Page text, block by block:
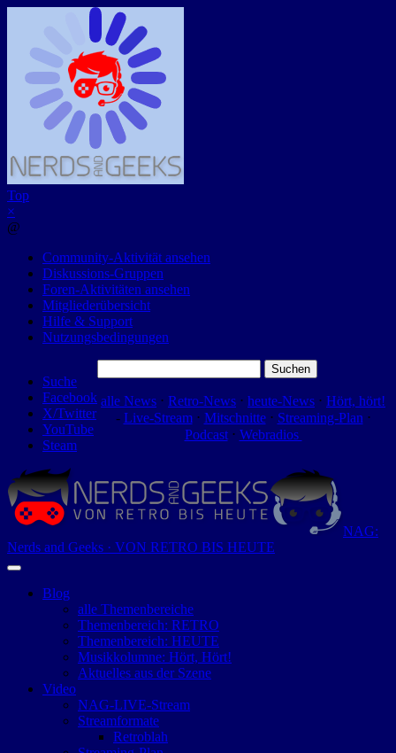
Top
×
@
Community-Aktivität ansehen
Diskussions-Gruppen
Foren-Aktivitäten ansehen
Mitgliederübersicht
Hilfe & Support
Nutzungsbedingungen
Suche
Facebook
X/Twitter
YouTube
Steam
nach:
alle News ⋅ Retro-News ⋅ heute-News ⋅ Hört, hört!
- Live-Stream⋅ Mitschnitte⋅ Streaming-Plan ⋅
Podcast⋅ Webradios
NAG:
Nerds and Geeks · VON RETRO BIS HEUTE
Blog
alle Themenbereiche
Themenbereich: RETRO
Themenbereich: HEUTE
Musikkolumne: Hört, Hört!
Aktuelles aus der Szene
Video
NAG-LIVE-Stream
Streamformate
Retroblah